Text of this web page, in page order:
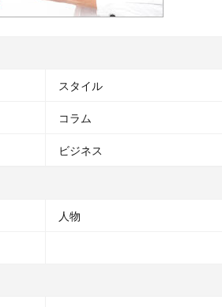
スタイル
コラム
ビジネス
人物